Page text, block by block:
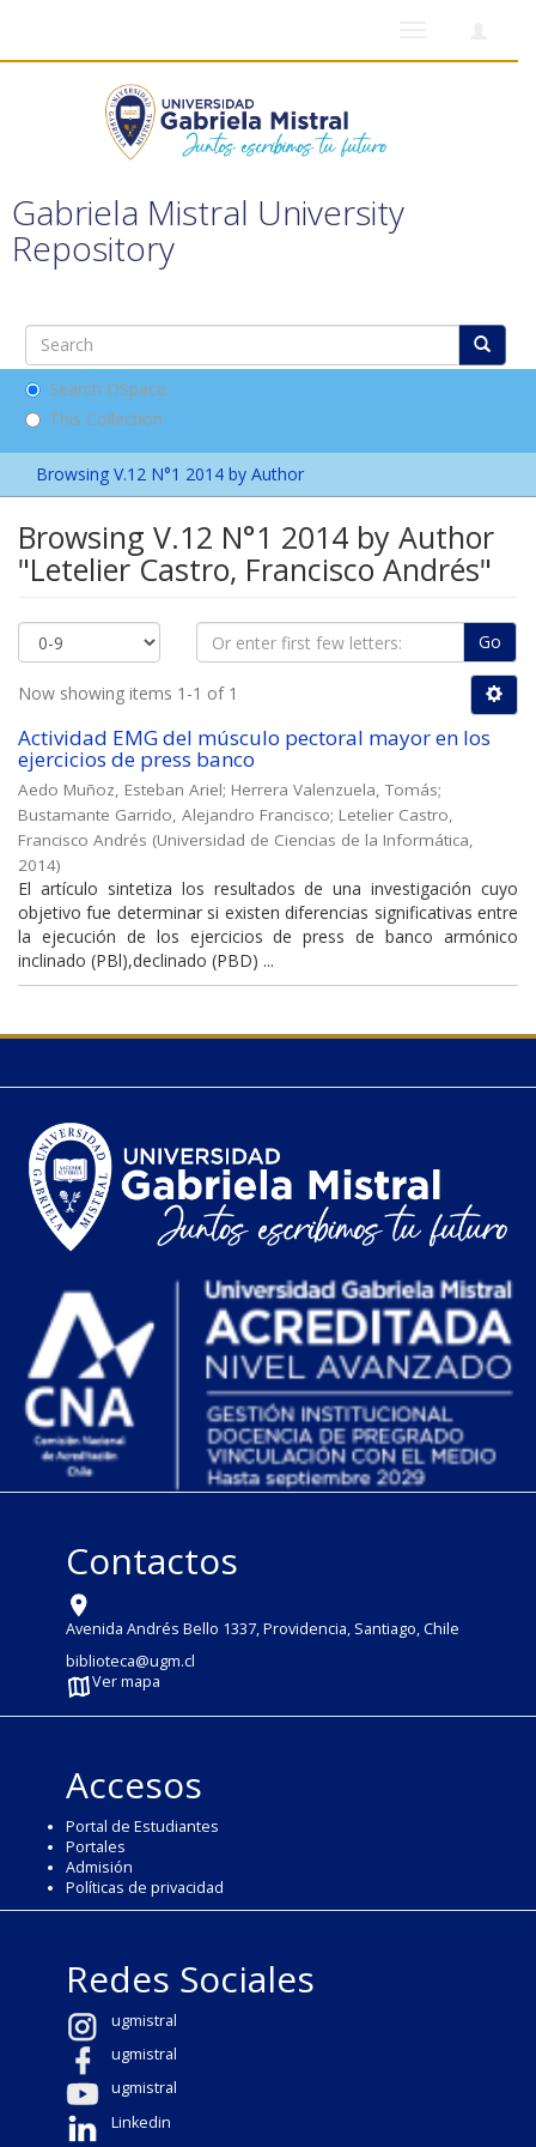
Gabriela Mistral University
Repository
Search DSpace
This Collection
Browsing V.12 N°1 2014 by Author
Browsing V.12 N°1 2014 by Author
"Letelier Castro, Francisco Andrés"
Go
Now showing items 1-1 of 1
Actividad EMG del músculo pectoral mayor en los
ejercicios de press banco
Aedo Muñoz, Esteban Ariel; Herrera Valenzuela, Tomás;
Bustamante Garrido, Alejandro Francisco; Letelier Castro,
Francisco Andrés (Universidad de Ciencias de la Informática,
2014)
El artículo sintetiza los resultados de una investigación cuyo
objetivo fue determinar si existen diferencias significativas entre
la ejecución de los ejercicios de press de banco armónico
inclinado (PBl),declinado (PBD) ...
Contactos
Avenida Andrés Bello 1337, Providencia, Santiago, Chile
biblioteca@ugm.cl
Ver mapa
Accesos
Portal de Estudiantes
Portales
Admisión
Políticas de privacidad
Redes Sociales
ugmistral
ugmistral
ugmistral
Linkedin